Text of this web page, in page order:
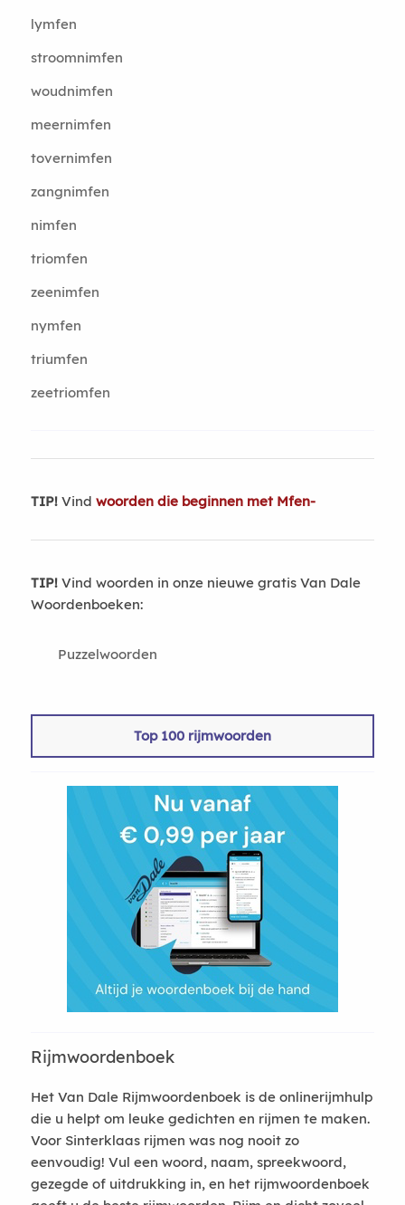
lymfen
stroomnimfen
woudnimfen
meernimfen
tovernimfen
zangnimfen
nimfen
triomfen
zeenimfen
nymfen
triumfen
zeetriomfen
TIP!Vind woorden die beginnen met Mfen-
TIP!Vind woorden in onze nieuwe gratis Van Dale
Woordenboeken:
Puzzelwoorden
Top 100 rijmwoorden
Rijmwoordenboek
Het Van Dale Rijmwoordenboek is de onlinerijmhulp
die u helpt om leuke gedichten en rijmen te maken.
Voor Sinterklaas rijmen was nog nooit zo
eenvoudig! Vul een woord, naam, spreekwoord,
gezegde of uitdrukking in, en het rijmwoordenboek